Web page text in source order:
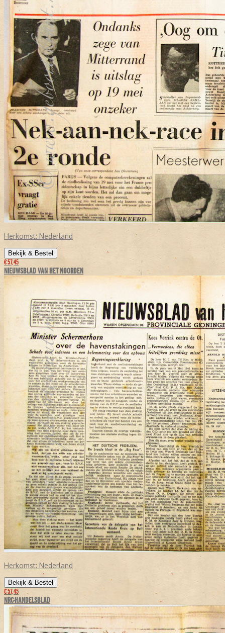
Herkomst: Nederland
Bekijk & Bestel
€ 57,45
NIEUWSBLAD VAN HET NOORDEN
Herkomst: Nederland
Bekijk & Bestel
€ 57,45
NRC-HANDELSBLAD